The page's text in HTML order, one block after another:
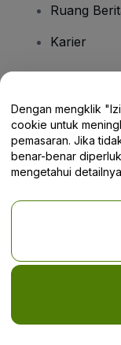
Ruang
Karier
Pusat
Hak Cipta © viagogo
Penggunaan situs
Kebijakan Privasi
Dengan mengklik
cookie untuk
pemasaran. Jika
benar-benar
mengetahui